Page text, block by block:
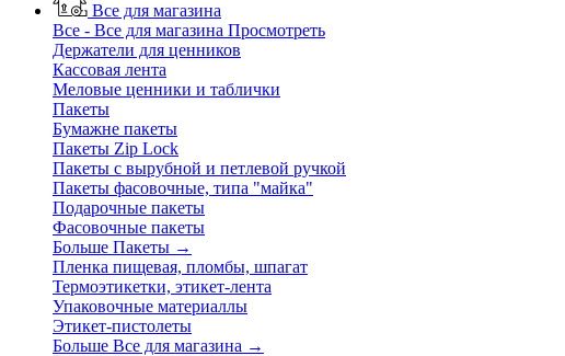
Все для магазина
Все - Все для магазина Просмотреть
Держатели для ценников
Кассовая лента
Меловые ценники и таблички
Пакеты
Бумажне пакеты
Пакеты Zip Lock
Пакеты с вырубной и петлевой ручкой
Пакеты фасовочные, типа "майка"
Подарочные пакеты
Фасовочные пакеты
Больше Пакеты →
Пленка пищевая, пломбы, шпагат
Термоэтикетки, этикет-лента
Упаковочные материаллы
Этикет-пистолеты
Больше Все для магазина →